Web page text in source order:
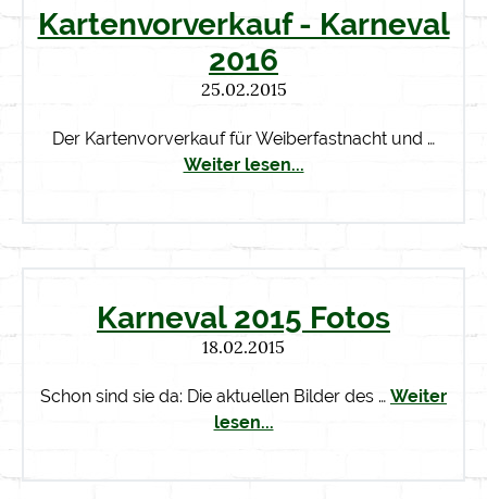
Kartenvorverkauf - Karneval
2016
25.02.2015
Der Kartenvorverkauf für Weiberfastnacht und …
Weiter lesen...
Karneval 2015 Fotos
18.02.2015
Schon sind sie da: Die aktuellen Bilder des … Weiter
lesen...